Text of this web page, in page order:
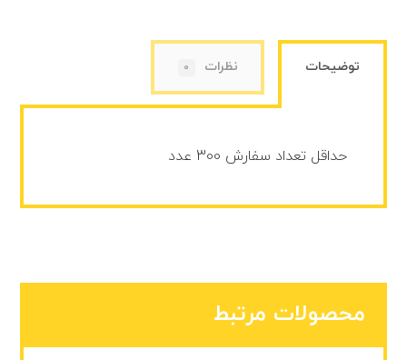
توضیحات نظرات 0
حداقل تعداد سفارش 300 عدد
محصولات مرتبط